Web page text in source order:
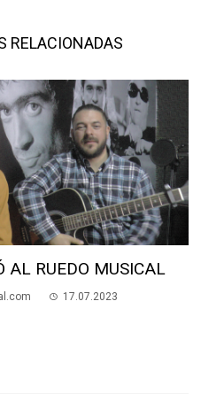
RELACIONADAS
FESTEJA SUS